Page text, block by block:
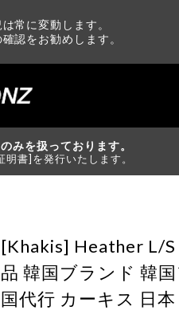
常に変動します。
認をお勧めします。
みを扱っております。
書]を発行いたします。
[Khakis] Heather L/
品 韓国ブランド 韓
国代行 カーキス 日